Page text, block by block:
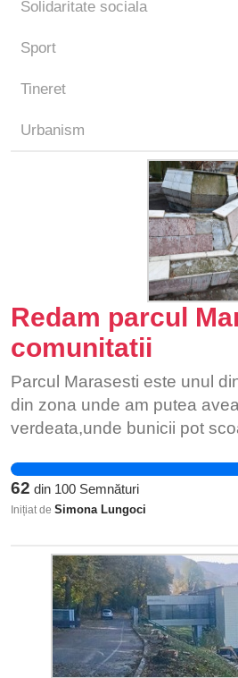
Solidaritate sociala
Sport
Tineret
Urbanism
Redam parcul
comunitatii
Parcul Marasesti este unul
din zona unde am putea
verdeata,unde bunicii pot
placut,toti locuitorii zonei au
verde pentru recreere
62 din 100 Semnături
Inițiat de Simona Lungoci